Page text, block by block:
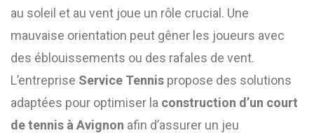
au soleil et au vent joue un rôle crucial. Une
mauvaise orientation peut gêner les joueurs avec
des éblouissements ou des rafales de vent.
L’entreprise Service Tennis propose des solutions
adaptées pour optimiser la construction d’un court
de tennis à Avignon afin d’assurer un jeu